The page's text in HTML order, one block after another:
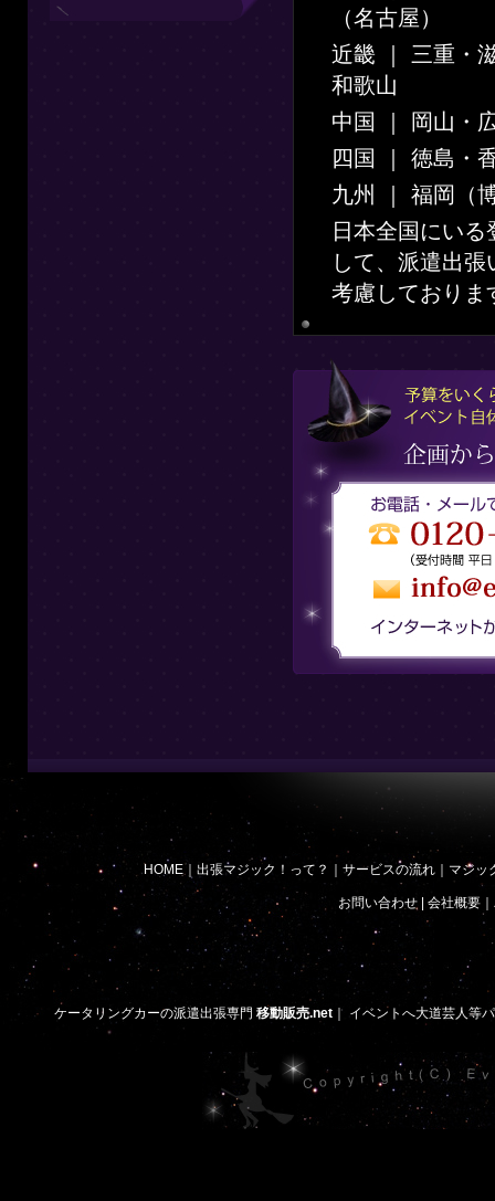
（名古屋）
近畿 ｜ 三重・
和歌山
中国 ｜ 岡山・
四国 ｜ 徳島・
九州 ｜ 福岡（
日本全国にい
して、派遣出
考慮しておりま
HOME｜ 出張マジック！って？ ｜ サービスの流れ ｜ マジッ
お問い合わせ| 会社概要｜
ケータリングカーの派遣出張専門 移動販売.net ｜ イベントへ大道芸人等